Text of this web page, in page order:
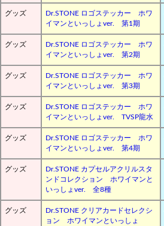
グッズ
Dr.STONE ロゴステッカー ホワ
イマンといっしょver. 第1期
グッズ
Dr.STONE ロゴステッカー ホワ
イマンといっしょver. 第2期
グッズ
Dr.STONE ロゴステッカー ホワ
イマンといっしょver. 第3期
グッズ
Dr.STONE ロゴステッカー ホワ
イマンといっしょver. TVSP龍水
グッズ
Dr.STONE ロゴステッカー ホワ
イマンといっしょver. 第4期
グッズ
Dr.STONE カプセルアクリルスタ
ンドコレクション ホワイマンと
いっしょver. 全8種
グッズ
Dr.STONE クリアカードセレクシ
ョン ホワイマンといっしょ